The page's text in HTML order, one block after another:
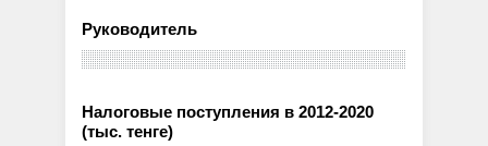
Руководитель
Налоговые поступления в 2012-2020
(тыс. тенге)